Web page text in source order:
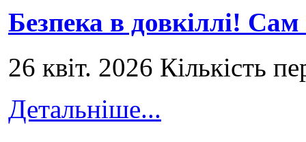
Безпека в довкіллі!
26 квіт. 2026 Кількість
Детальніше...